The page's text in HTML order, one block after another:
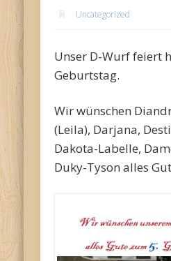
Uncategorized
Unser D-Wurf feiert
Geburtstag.
Wir wünschen
(Leila), Darjana,
Dakota-Labelle,
Duky-Tyson alles